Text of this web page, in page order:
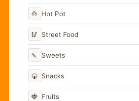
🍲 Hot Pot
🥢 Street Food
🍡 Sweets
🍘 Snacks
🍓 Fruits